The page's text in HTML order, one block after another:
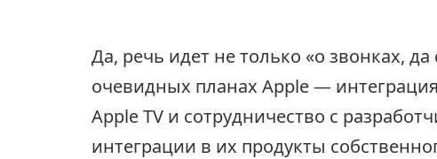
Да, речь идет не только «о звонках,
очевидных планах Apple —
Apple TV и сотрудничество с
интеграции в их продукты